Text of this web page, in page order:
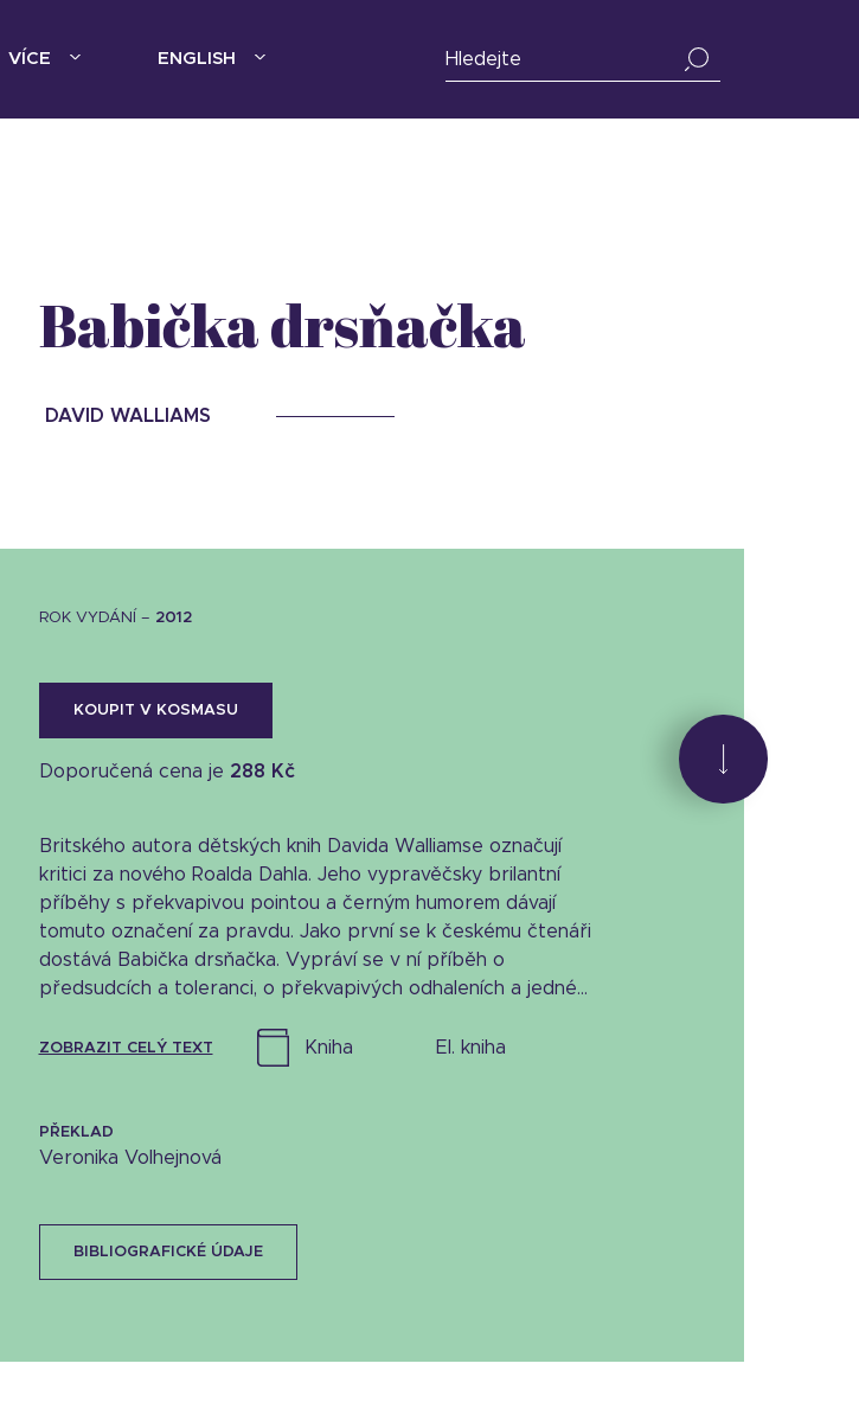
VÍCE ENGLISH
Babička drsňačka
DAVID WALLIAMS
ROK VYDÁNÍ – 2012
KOUPIT V KOSMASU
Doporučená cena je 288 Kč
Britského autora dětských knih Davida Walliamse označují
kritici za nového Roalda Dahla. Jeho vypravěčsky brilantní
příběhy s překvapivou pointou a černým humorem dávají
tomuto označení za pravdu. Jako první se k českému čtenáři
dostává Babička drsňačka. Vypráví se v ní příběh o
předsudcích a toleranci, o překvapivých odhaleních a jedné...
ZOBRAZIT CELÝ TEXT kniha el. kniha
PŘEKLAD
Veronika Volhejnová
BIBLIOGRAFICKÉ ÚDAJE